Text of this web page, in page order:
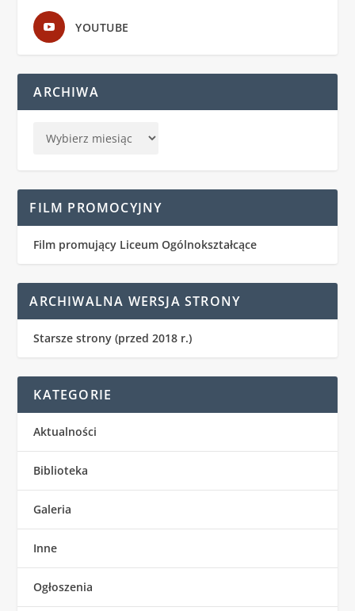
YOUTUBE
ARCHIWA
FILM PROMOCYJNY
Film promujący Liceum Ogólnokształcące
ARCHIWALNA WERSJA STRONY
Starsze strony (przed 2018 r.)
KATEGORIE
Aktualności
Biblioteka
Galeria
Inne
Ogłoszenia